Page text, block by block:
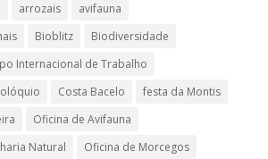
arrozais
avifauna
Bioblitz
Biodiversidade
Internacional de Trabalho
Costa Bacelo
festa da Montis
Oficina de Avifauna
Natural
Oficina de Morcegos